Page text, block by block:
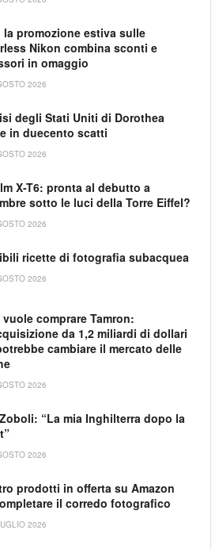
la promozione estiva sulle
Nikon combina sconti e
in omaggio
2026
degli Stati Uniti di Dorothea
in duecento scatti
2026
X-T6: pronta al debutto a
sotto le luci della Torre Eiffel?
2026
ricette di fotografia subacquea
2026
comprare Tamron:
da 1,2 miliardi di dollari
cambiare il mercato delle
2026
“La mia Inghilterra dopo la
2026
prodotti in offerta su Amazon
il corredo fotografico
2026